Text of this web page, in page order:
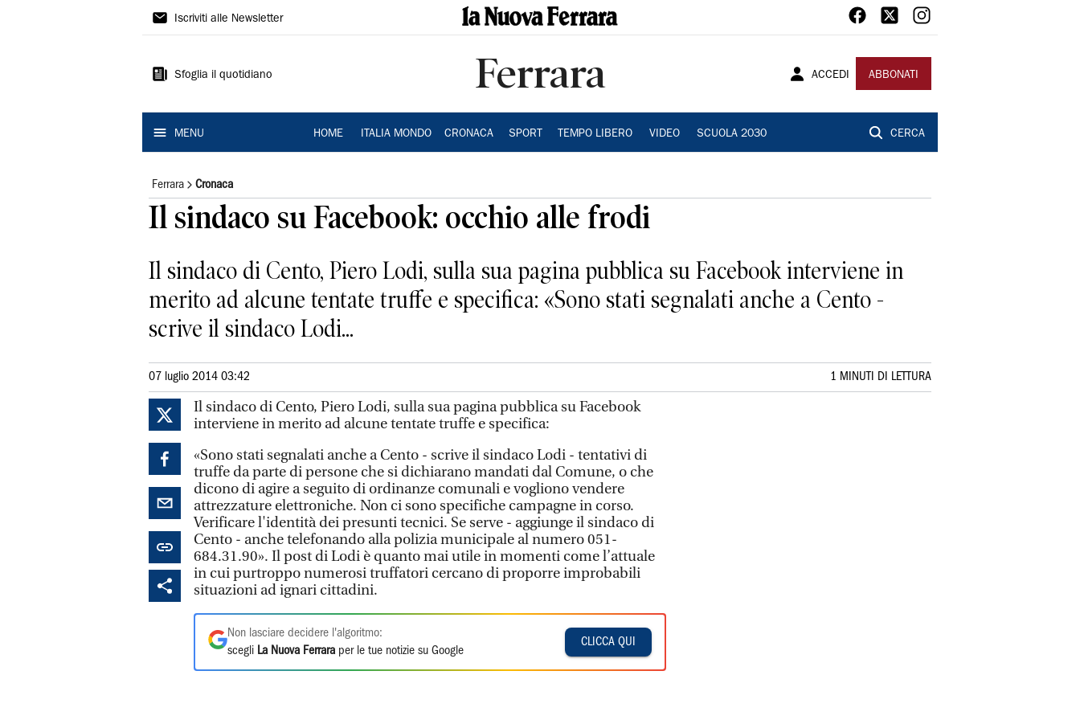
La
Ferrara
Iscriviti alle Newsletter
Sfoglia il quotidiano Ferrara ACCEDI ABBONATI
MENU HOME ITALIA MONDO CRONACA SPORT TEMPO LIBERO VIDEO SCUOLA 2030 CERCA
Ferrara Cronaca
Il sindaco su Facebook: occhio alle frodi
Il sindaco di Cento, Piero Lodi, sulla sua pagina pubblica su Facebook interviene in
merito ad alcune tentate truffe e specifica: «Sono stati segnalati anche a Cento -
scrive il sindaco Lodi...
07 luglio 2014 03:42 1 MINUTI DI LETTURA
Il sindaco di Cento, Piero Lodi, sulla sua pagina pubblica su Facebook
interviene in merito ad alcune tentate truffe e specifica:
«Sono stati segnalati anche a Cento - scrive il sindaco Lodi - tentativi di
truffe da parte di persone che si dichiarano mandati dal Comune, o che
dicono di agire a seguito di ordinanze comunali e vogliono vendere
attrezzature elettroniche. Non ci sono specifiche campagne in corso.
Verificare l'identità dei presunti tecnici. Se serve - aggiunge il sindaco di
Cento - anche telefonando alla polizia municipale al numero 051-
684.31.90». Il post di Lodi è quanto mai utile in momenti come l’attuale
in cui purtroppo numerosi truffatori cercano di proporre improbabili
situazioni ad ignari cittadini.
Non lasciare decidere l'algoritmo:
scegli La Nuova Ferrara per le tue notizie su Google
CLICCA QUI